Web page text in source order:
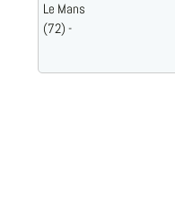
Le Mans
(72) -